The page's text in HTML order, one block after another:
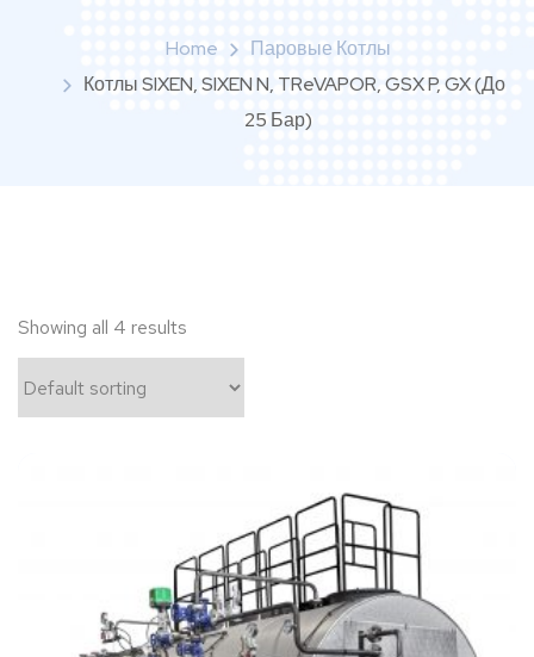
Home
Паровые Котлы
Котлы SIXEN, SIXEN N, TReVAPOR, GSX P, GX (до
25 Бар)
Showing all 4 results